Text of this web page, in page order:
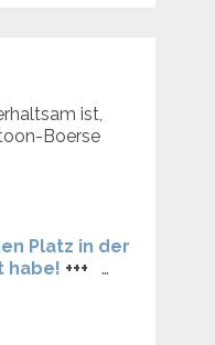
ist,
Boerse
Platz in der
habe! +++ …